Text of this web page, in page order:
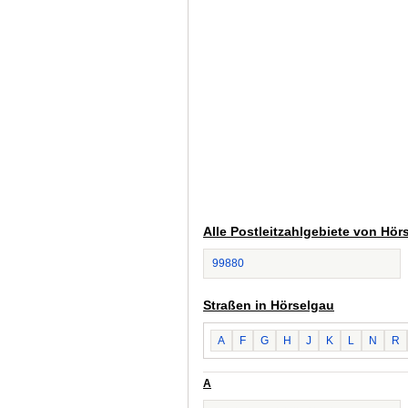
Alle Postleitzahlgebiete von
99880
Straßen in Hörselgau
A F G H J K L N R
A